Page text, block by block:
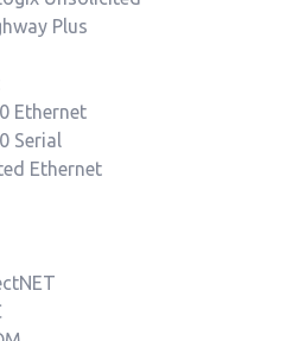
Plus
Ethernet
Serial
Ethernet